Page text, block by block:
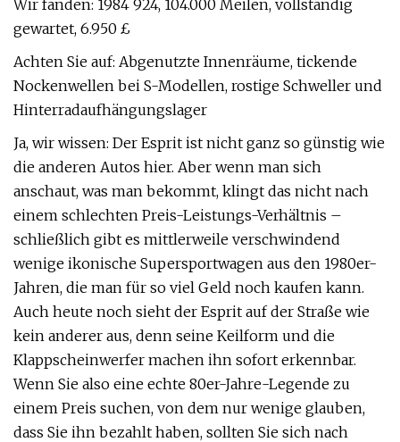
Wir fanden: 1984 924, 104.000 Meilen, vollständig
gewartet, 6.950 £
Achten Sie auf: Abgenutzte Innenräume, tickende
Nockenwellen bei S-Modellen, rostige Schweller und
Hinterradaufhängungslager
Ja, wir wissen: Der Esprit ist nicht ganz so günstig wie
die anderen Autos hier. Aber wenn man sich
anschaut, was man bekommt, klingt das nicht nach
einem schlechten Preis-Leistungs-Verhältnis –
schließlich gibt es mittlerweile verschwindend
wenige ikonische Supersportwagen aus den 1980er-
Jahren, die man für so viel Geld noch kaufen kann.
Auch heute noch sieht der Esprit auf der Straße wie
kein anderer aus, denn seine Keilform und die
Klappscheinwerfer machen ihn sofort erkennbar.
Wenn Sie also eine echte 80er-Jahre-Legende zu
einem Preis suchen, von dem nur wenige glauben,
dass Sie ihn bezahlt haben, sollten Sie sich nach